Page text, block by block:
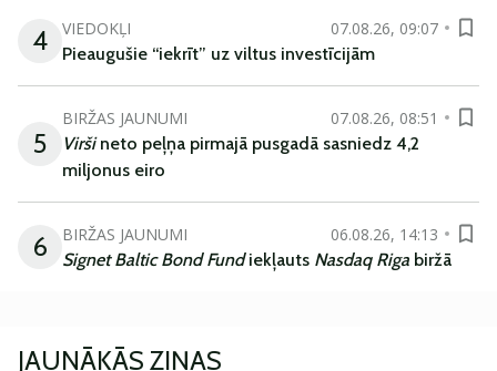
4 VIEDOKĻI
07.08.26, 09:07
Pieaugušie “iekrīt” uz viltus investīcijām
5
BIRŽAS JAUNUMI
07.08.26, 08:51
Viršineto peļņa pirmajā pusgadā sasniedz 4,2
miljonus eiro
6 BIRŽAS JAUNUMI
06.08.26, 14:13
Signet Baltic Bond Fundiekļauts Nasdaq Riga biržā
JAUNĀKĀS ZIŅAS